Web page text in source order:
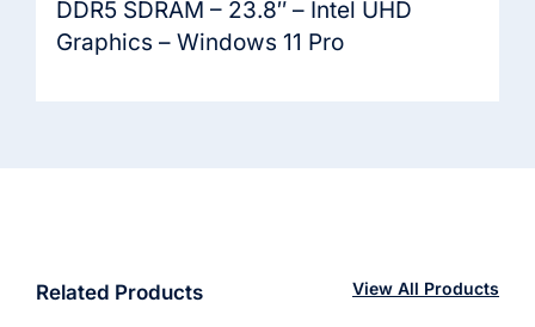
DDR5 SDRAM – 23.8″ – Intel UHD
Graphics – Windows 11 Pro
Related Products View All Products